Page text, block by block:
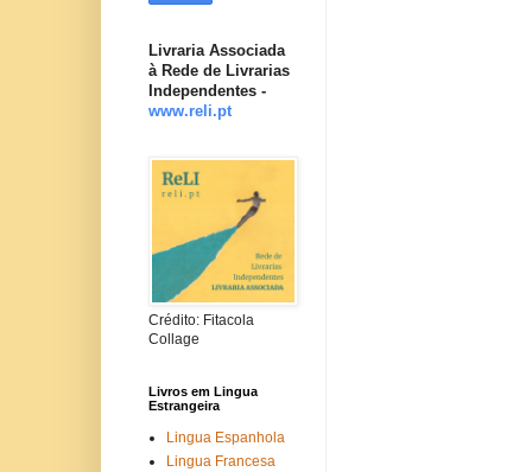
Livraria Associada
à Rede de Livrarias
Independentes -
www.reli.pt
Crédito: Fitacola
Collage
Livros em Lingua
Estrangeira
Lingua Espanhola
Lingua Francesa